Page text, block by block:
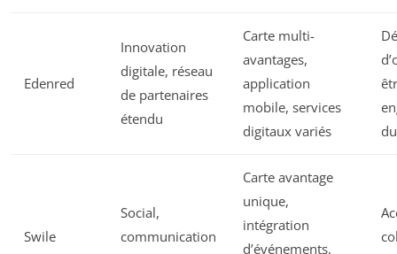
Edenred
Innovation
digitale, réseau
de partenaires
étendu
Carte multi-
avantages,
application
mobile, services
digitaux variés
Swile
Social,
communication
Carte avantage
unique,
intégration
d’événements,